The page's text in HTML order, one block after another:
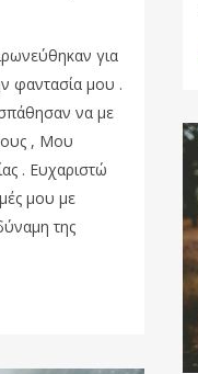
για
φαντασία μου .
να με
, Μου
. Ευχαριστώ
μου με
της